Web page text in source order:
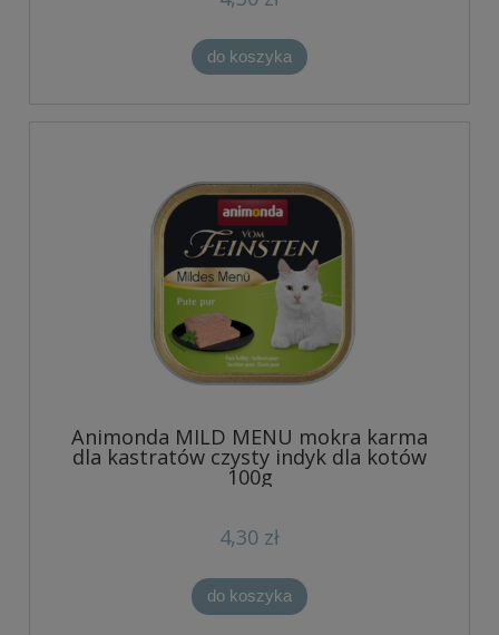
do koszyka
Animonda MILD MENU mokra karma
dla kastratów czysty indyk dla kotów
100g
4,30 zł
do koszyka